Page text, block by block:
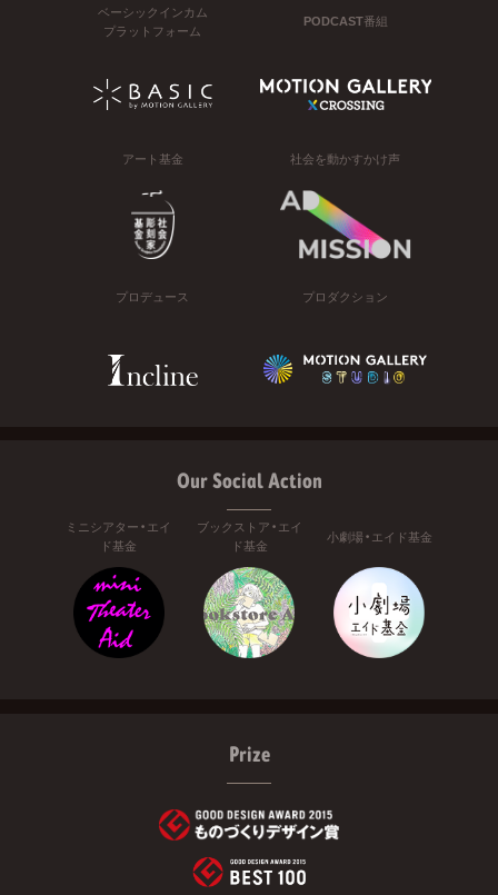
ベーシックインカム
プラットフォーム
PODCAST番組
アート基金 社会を動かすかけ声
プロデュース プロダクション
Our Social Action
ミニシアター・エイ
ド基金
ブックストア・エイ
ド基金
小劇場・エイド基金
Prize